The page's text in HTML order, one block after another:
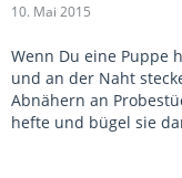
10. Mai 2015
Wenn Du eine Puppe
und an der Naht
Abnähern an
hefte und bügel sie